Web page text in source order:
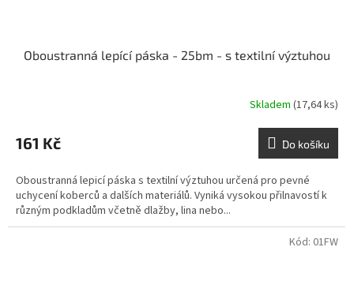
Oboustranná lepící páska - 25bm - s textilní výztuhou
Skladem (17,64 ks)
161 Kč Do košíku
Oboustranná lepicí páska s textilní výztuhou určená pro pevné
uchycení koberců a dalších materiálů. Vyniká vysokou přilnavostí k
různým podkladům včetně dlažby, lina nebo...
Kód: 01FW